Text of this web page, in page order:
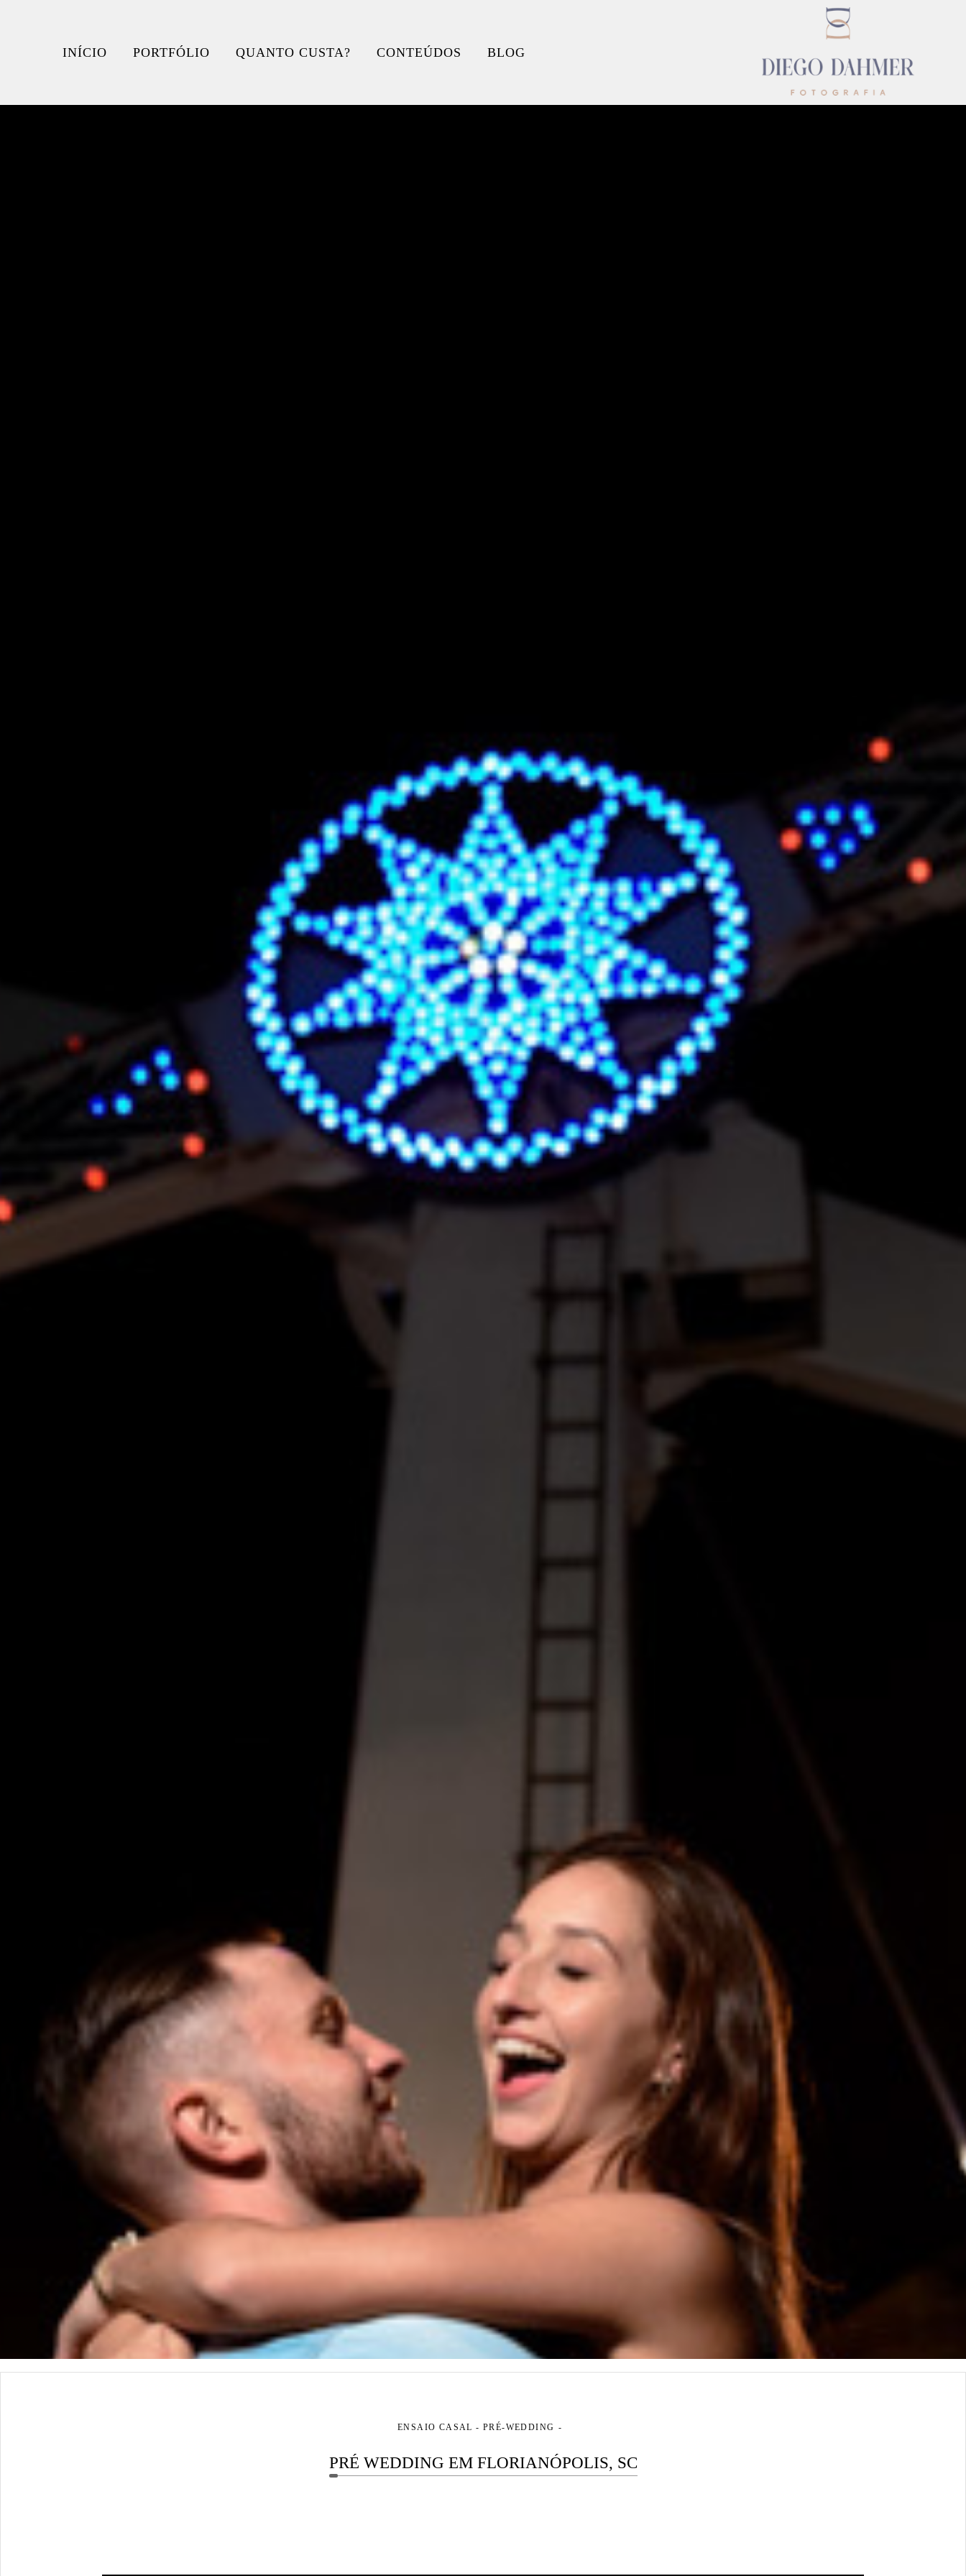
INÍCIO PORTFÓLIO QUANTO CUSTA? CONTEÚDOS BLOG
ENSAIO CASAL - PRÉ-WEDDING
PRÉ WEDDING EM FLORIANÓPOLIS, SC